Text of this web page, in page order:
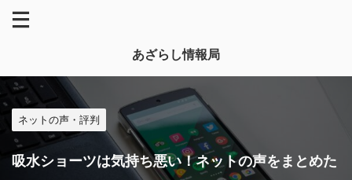
あざらし情報局
ネットの声・評判
吸水ショーツは気持ち悪い！ネットの声をまとめた